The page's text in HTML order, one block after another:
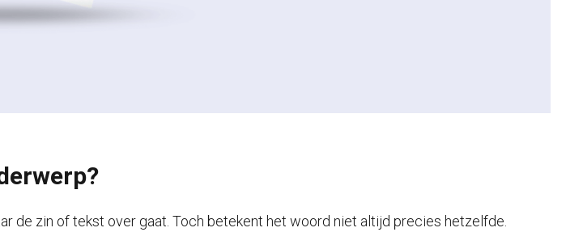
de zin of tekst over gaat. Toch betekent het woord niet altijd precies hetzelfde.